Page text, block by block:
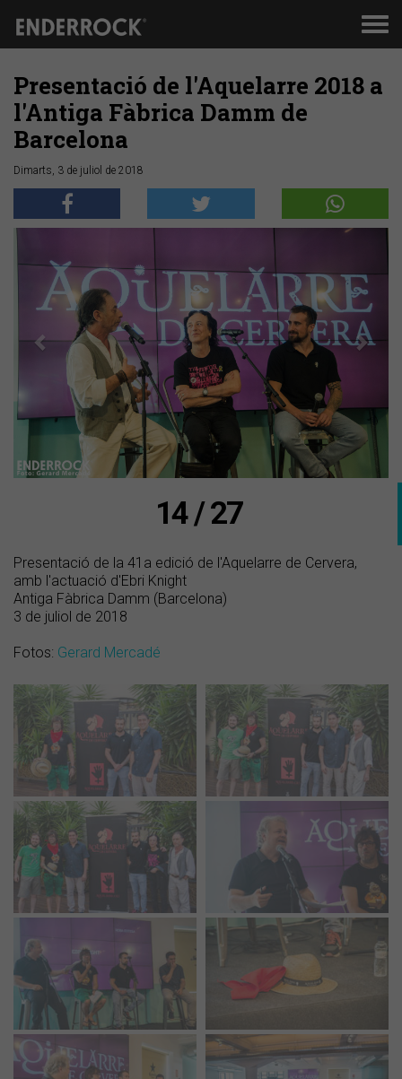
Presentació de l'Aquelarre 2018 a
l'Antiga Fàbrica Damm de
Barcelona
Dimarts, 3 de juliol de 2018
Anterior
14 / 27
Presentació de la 41a edició de l'Aquelarre de Cervera,
amb l'actuació d'Ebri Knight
Antiga Fàbrica Damm (Barcelona)
3 de juliol de 2018
Fotos: Gerard Mercadé